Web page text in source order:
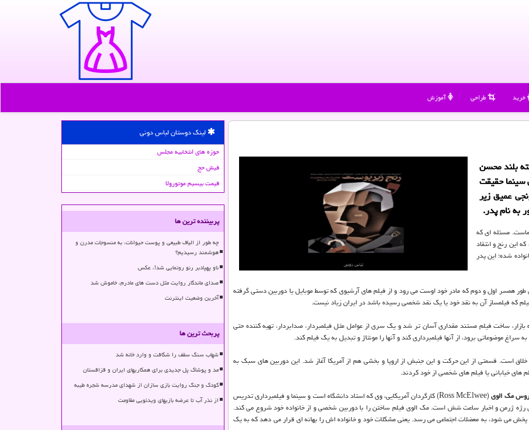
خرید طراحی آموزش
بلند محسن
سینما حقیقت
عمیق زیر
به نام پدر.
مسئله ای كه
این رنج و انتقاد
شده؛ این پدر
همسر اول و دوم كه مادر خود اوست می رود و از فیلم های آرشیوی كه توسط موبایل یا دوربین دستی گرفته
كه فیلمساز آن به نقد خود یا یك نقد شخصی رسیده باشد در ایران زیاد نیست.
ساخت فیلم مستند مقداری آسان تر شد و یك سری از عوامل مثل فیلمبردار، صدابردار، تهیه كننده حتی
موضوعاتی برود، از آنها فیلمبرداری كند و آنها را مونتاژ و تبدیل به یك فیلم كند.
خلاق است. قسمتی از این حركت و این جنبش از اروپا و بخشی هم از آمریكا آغاز شد. این دوربین های سبك به
های خیابانی یا فیلم های شخصی از خود كردند.
روس مك الوی
(Ross McElwee) كارگردان آمریكایی، وی كه استاد دانشگاه است و سینما و فیلمبرداری تدریس
ژرمن و اخبار ساعت شش است. مك الوی فیلم ساختن را با دوربین شخصی و از خانواده خود شروع می كند.
پخش می شود، به معضلات اجتماعی می رسد. یعنی مشكلات خود و خانواده اش را بهانه ای قرار می دهد كه به یك
لینک دوستان لباس دونی
حوزه های انتخابیه مجلس
فیش حج
قیمت بیسیم موتورولا
پربیننده ترین ها
چه طور از الیاف طبیعی و پوست حیوانات، به منسوجات مدرن و
هوشمند رسیدیم؟
ناو پهپادبر رنو رونمایی شد!، عکس
صدای ماندگار روایت مثل دست های مادرم، خاموش شد
آخرین وضعیت اینترنت
پربحث ترین ها
شهاب سنگ سقف را شکافت و وارد خانه شد
مد و پوشاک پل جدیدی برای همکاریهای ایران و قزاقستان
کودک و جنگ روایت بازی سازان از شهدای مدرسه شجره طیبه
از نذر آب تا عرضه بازیهای ویدئویی مقاومت